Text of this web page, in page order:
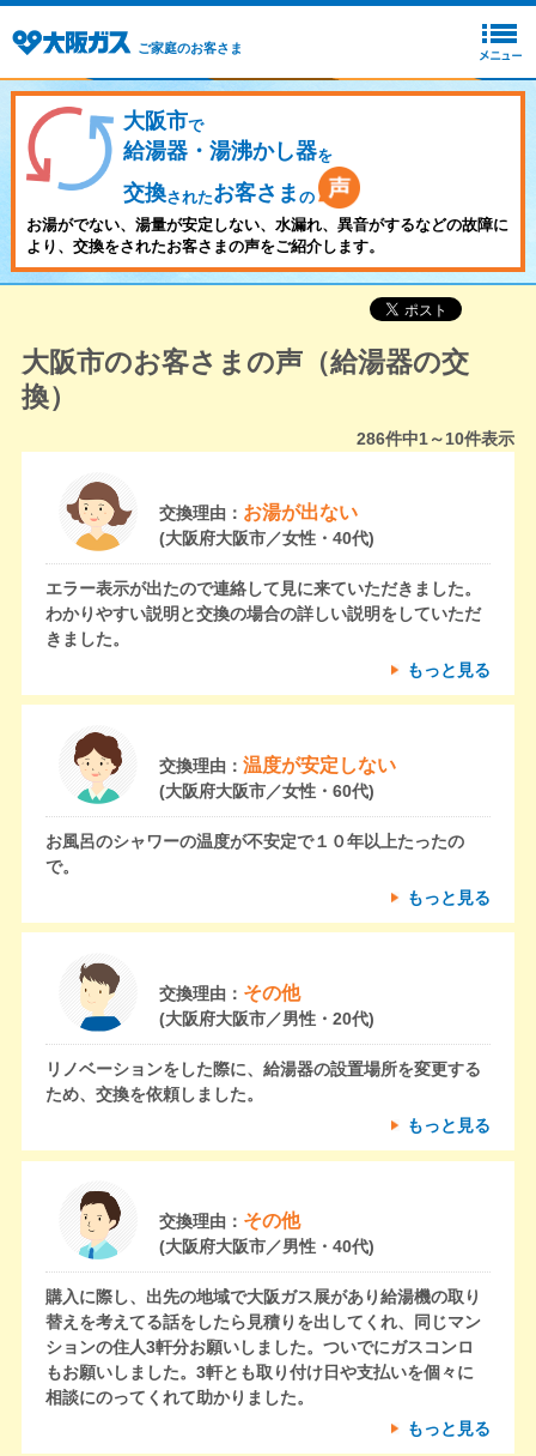
ご家庭のお客さま
大阪市で
給湯器・湯沸かし器を
交換されたお客さま の
お湯がでない、湯量が安定しない、水漏れ、異音がするなどの故障に
より、交換をされたお客さまの声をご紹介します。
大阪市のお客さまの声（給湯器の交
換）
286件中1～10件表示
交換理由： お湯が出ない
(大阪府大阪市／女性・40代)
エラー表示が出たので連絡して見に来ていただきました。
わかりやすい説明と交換の場合の詳しい説明をしていただ
きました。
もっと見る
交換理由： 温度が安定しない
(大阪府大阪市／女性・60代)
お風呂のシャワーの温度が不安定で１０年以上たったの
で。
もっと見る
交換理由： その他
(大阪府大阪市／男性・20代)
リノベーションをした際に、給湯器の設置場所を変更する
ため、交換を依頼しました。
もっと見る
交換理由： その他
(大阪府大阪市／男性・40代)
購入に際し、出先の地域で大阪ガス展があり給湯機の取り
替えを考えてる話をしたら見積りを出してくれ、同じマン
ションの住人3軒分お願いしました。ついでにガスコンロ
もお願いしました。3軒とも取り付け日や支払いを個々に
相談にのってくれて助かりました。
もっと見る